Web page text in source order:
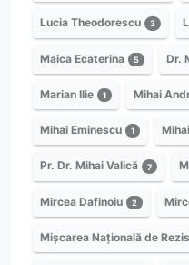
Lucia Theodorescu 3
Maica Ecaterina 5 Dr.
Marian Ilie 1 Mihai
Mihai Eminescu 1
Pr. Dr. Mihai Valică 7
Mircea Dafinoiu 2
Mișcarea Națională de